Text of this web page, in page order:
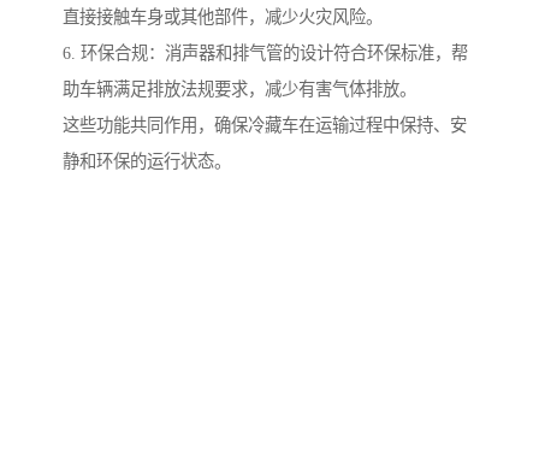
直接接触车身或其他部件，减少火灾风险。
6. 环保合规：消声器和排气管的设计符合环保标准，帮
助车辆满足排放法规要求，减少有害气体排放。
这些功能共同作用，确保冷藏车在运输过程中保持、安
静和环保的运行状态。